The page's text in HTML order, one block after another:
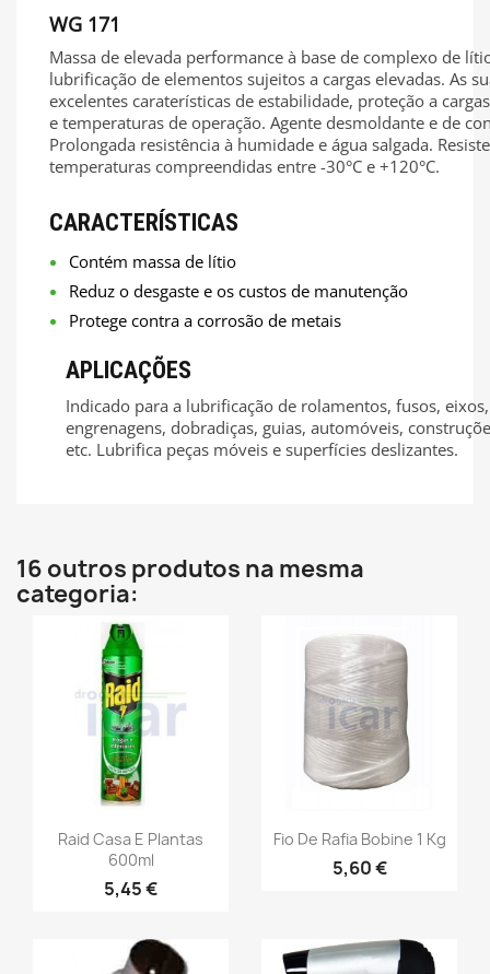
WG 171
Massa de elevada performance à base de complexo de
lubrificação de elementos sujeitos a cargas elevadas. As
excelentes caraterísticas de estabilidade, proteção a
e temperaturas de operação. Agente desmoldante e de
Prolongada resistência à humidade e água salgada.
temperaturas compreendidas entre -30°C e +120°C.
CARACTERÍSTICAS
Contém massa de lítio
Reduz o desgaste e os custos de manutenção
Protege contra a corrosão de metais
APLICAÇÕES
Indicado para a lubrificação de rolamentos, fusos,
engrenagens, dobradiças, guias, automóveis,
etc. Lubrifica peças móveis e superfícies deslizantes.
16 outros produtos na mesma
categoria:
Raid Casa E Plantas
600ml
5,45 €
Fio De Rafia Bobine 1 Kg
5,60 €